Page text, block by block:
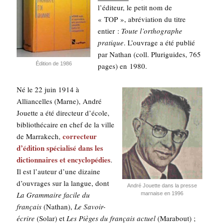
Édi­tion de 1986
l’é­di­teur, le petit nom de
« TOP », abré­via­tion du titre
entier : Toute l’orthographe
pra­tique. L’ou­vrage a été publié
par Nathan (coll. Plu­ri­guides, 765
pages) en 1980.
André Jouette dans la presse
mar­naise en 1996
Né le 22 juin 1914 à
Allian­celles (Marne), André
Jouette a été direc­teur d’é­cole,
biblio­thé­caire en chef de la ville
de Mar­ra­kech,cor­rec­teur
d’é­di­tion spé­cia­li­sé dans les
dic­tion­naires et ency­clo­pé­dies.
Il est l’au­teur d’une dizaine
d’ou­vrages sur la langue, dont
La Gram­maire facile du
fran­çais (Nathan),Le Savoir-
écrire (Solar) etLes Pièges du fran­çais actuel (Mara­bout) ;